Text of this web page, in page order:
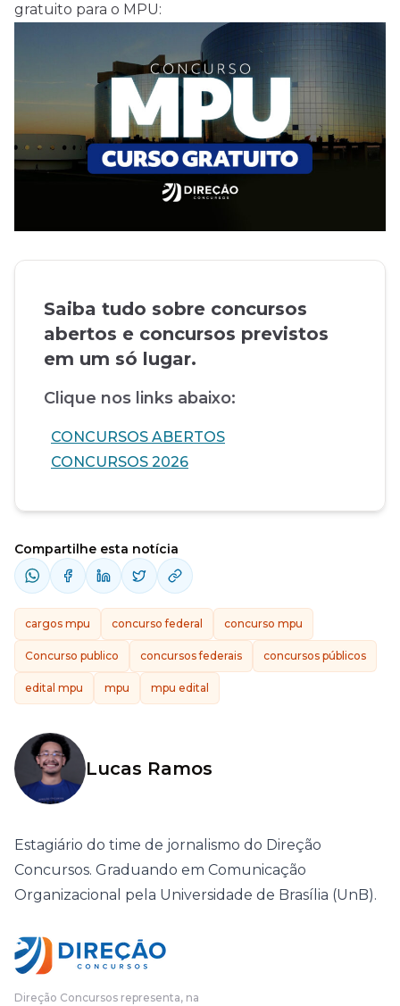
gratuito para o MPU:
Saiba tudo sobre concursos
abertos e concursos previstos
em um só lugar.
Clique nos links abaixo:
CONCURSOS ABERTOS
CONCURSOS 2026
Compartilhe esta notícia
cargos mpu concurso federal concurso mpu
Concurso publico concursos federais concursos públicos
edital mpu mpu mpu edital
Lucas Ramos
Estagiário do time de jornalismo do Direção
Concursos. Graduando em Comunicação
Organizacional pela Universidade de Brasília (UnB).
Direção Concursos representa, na